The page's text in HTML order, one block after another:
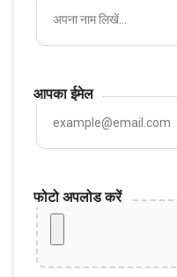
आपका ईमेल
फोटो अपलोड करें